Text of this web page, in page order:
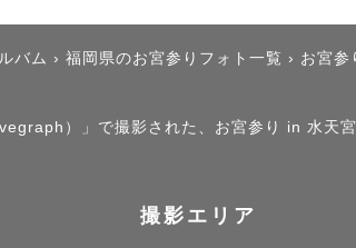
クウガについて
2016.4月からLovegraphの撮影開始。
バム › 福岡県のお宮参りフォト一覧 › お宮参
）」で撮影された、お宮参り in 水天
撮影エリア